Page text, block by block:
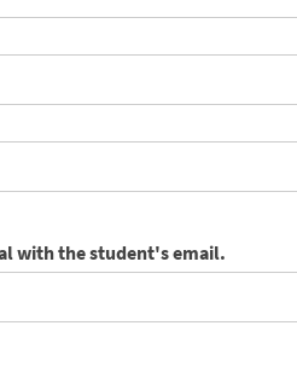
with the student's email.